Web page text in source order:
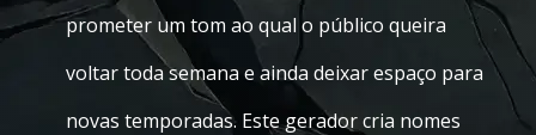
prometer um tom ao qual o público queira
voltar toda semana e ainda deixar espaço para
novas temporadas. Este gerador cria nomes